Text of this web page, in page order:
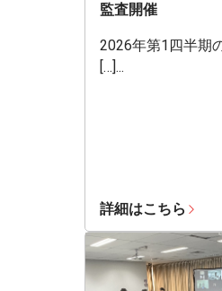
監査開催
2026年第1四半期
[…]...
詳細はこちら